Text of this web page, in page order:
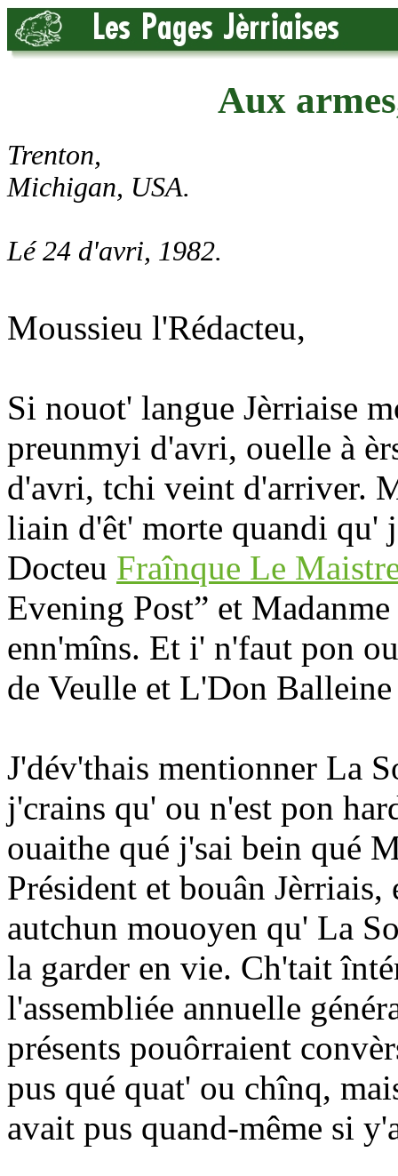
Aux
Trenton,
Michigan, USA.
Lé 24 d'avri, 1982.
Moussieu l'Rédacteu,
Si nouot' langue Jèrriaise
preunmyi d'avri, ouelle à
d'avri, tchi veint d'arriver.
liain d'êt' morte quandi qu'
Docteu Fraînque Le
Evening Post” et Madanme
enn'mîns. Et i' n'faut pon
de Veulle et L'Don
J'dév'thais mentionner La
j'crains qu' ou n'est pon
ouaithe qué j'sai bein qué
Président et bouân
autchun mouoyen qu' La
la garder en vie. Ch'tait
l'assembliée annuelle
présents pouôrraient
pus qué quat' ou chînq,
avait pus quand-même si